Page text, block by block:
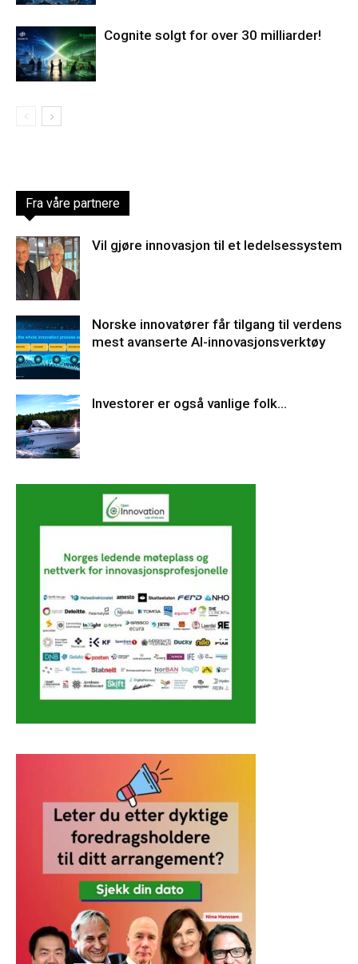
Cognite solgt for over 30 milliarder!
Fra våre partnere
Vil gjøre innovasjon til et ledelsessystem
Norske innovatører får tilgang til verdens
mest avanserte AI-innovasjonsverktøy
Investorer er også vanlige folk…